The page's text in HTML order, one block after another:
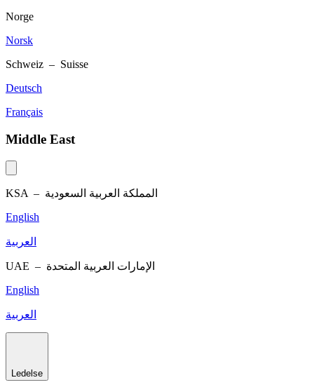
Norge
Norsk
Schweiz – Suisse
Deutsch
Français
Middle East
KSA – المملكة العربية السعودية
English
العربية
UAE – الإمارات العربية المتحدة
English
العربية
Ledelse